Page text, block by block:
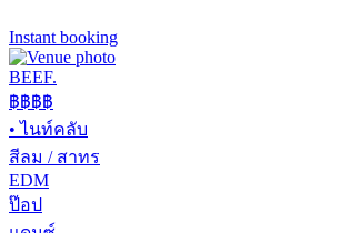
Instant booking
BEEF.
฿฿฿฿
•ไนท์คลับ
สีลม / สาทร
EDM
ป๊อป